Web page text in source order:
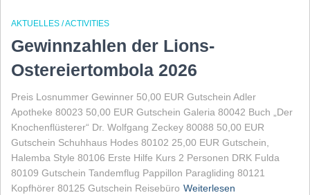
AKTUELLES / ACTIVITIES
Gewinnzahlen der Lions-
Ostereiertombola 2026
Preis Losnummer Gewinner 50,00 EUR Gutschein Adler
Apotheke 80023 50,00 EUR Gutschein Galeria 80042 Buch „Der
Knochenflüsterer“ Dr. Wolfgang Zeckey 80088 50,00 EUR
Gutschein Schuhhaus Hodes 80102 25,00 EUR Gutschein,
Halemba Style 80106 Erste Hilfe Kurs 2 Personen DRK Fulda
80109 Gutschein Tandemflug Pappillon Paragliding 80121
Kopfhörer 80125 Gutschein Reisebüro Weiterlesen